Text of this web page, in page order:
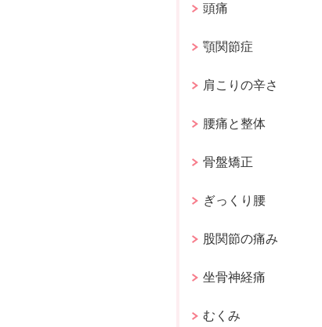
頭痛
顎関節症
肩こりの辛さ
腰痛と整体
骨盤矯正
ぎっくり腰
股関節の痛み
坐骨神経痛
むくみ